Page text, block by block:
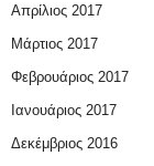
Απρίλιος 2017
Μάρτιος 2017
Φεβρουάριος 2017
Ιανουάριος 2017
Δεκέμβριος 2016